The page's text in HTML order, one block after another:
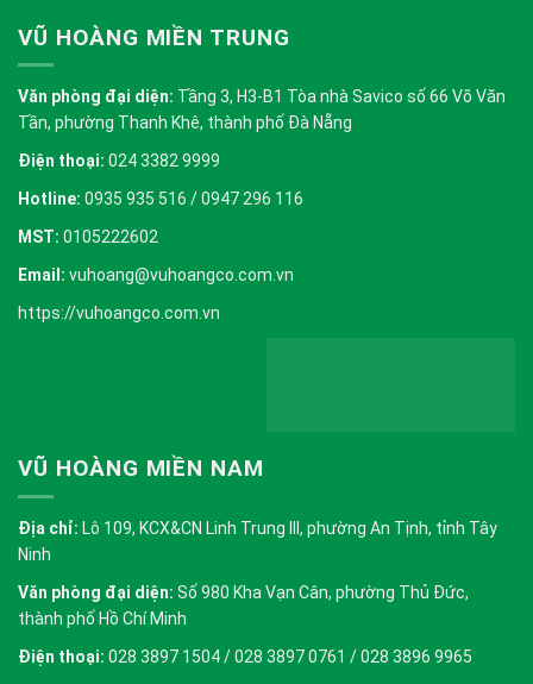
VŨ HOÀNG MIỀN TRUNG
Văn phòng đại diện: Tầng 3, H3-B1 Tòa nhà Savico số 66 Võ Văn
Tần, phường Thanh Khê, thành phố Đà Nẵng
Điện thoại: 024 3382 9999
Hotline: 0935 935 516 / 0947 296 116
MST: 0105222602
Email: vuhoang@vuhoangco.com.vn
https://vuhoangco.com.vn
VŨ HOÀNG MIỀN NAM
Địa chỉ: Lô 109, KCX&CN Linh Trung III, phường An Tịnh, tỉnh Tây
Ninh
Văn phòng đại diện: Số 980 Kha Vạn Cân, phường Thủ Đức,
thành phố Hồ Chí Minh
Điện thoại: 028 3897 1504 / 028 3897 0761 / 028 3896 9965